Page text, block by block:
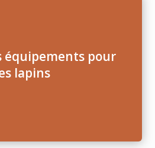
équipements pour
lapins